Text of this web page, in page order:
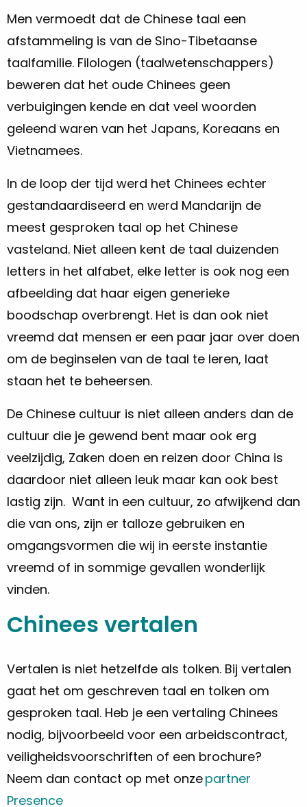
Men vermoedt dat de Chinese taal een
afstammeling is van de Sino-Tibetaanse
taalfamilie. Filologen (taalwetenschappers)
beweren dat het oude Chinees geen
verbuigingen kende en dat veel woorden
geleend waren van het Japans, Koreaans en
Vietnamees.
In de loop der tijd werd het Chinees echter
gestandaardiseerd en werd Mandarijn de
meest gesproken taal op het Chinese
vasteland. Niet alleen kent de taal duizenden
letters in het alfabet, elke letter is ook nog een
afbeelding dat haar eigen generieke
boodschap overbrengt. Het is dan ook niet
vreemd dat mensen er een paar jaar over doen
om de beginselen van de taal te leren, laat
staan het te beheersen.
De Chinese cultuur is niet alleen anders dan de
cultuur die je gewend bent maar ook erg
veelzijdig, Zaken doen en reizen door China is
daardoor niet alleen leuk maar kan ook best
lastig zijn. Want in een cultuur, zo afwijkend dan
die van ons, zijn er talloze gebruiken en
omgangsvormen die wij in eerste instantie
vreemd of in sommige gevallen wonderlijk
vinden.
Chinees vertalen
Vertalen is niet hetzelfde als tolken. Bij vertalen
gaat het om geschreven taal en tolken om
gesproken taal. Heb je een vertaling Chinees
nodig, bijvoorbeeld voor een arbeidscontract,
veiligheidsvoorschriften of een brochure?
Neem dan contact op met onzepartner
Presence